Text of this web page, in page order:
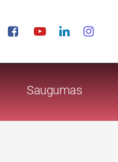
Saugumas